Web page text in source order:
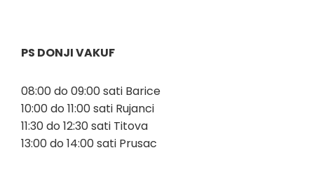
PS DONJI VAKUF
08:00 do 09:00 sati Barice
10:00 do 11:00 sati Rujanci
11:30 do 12:30 sati Titova
13:00 do 14:00 sati Prusac